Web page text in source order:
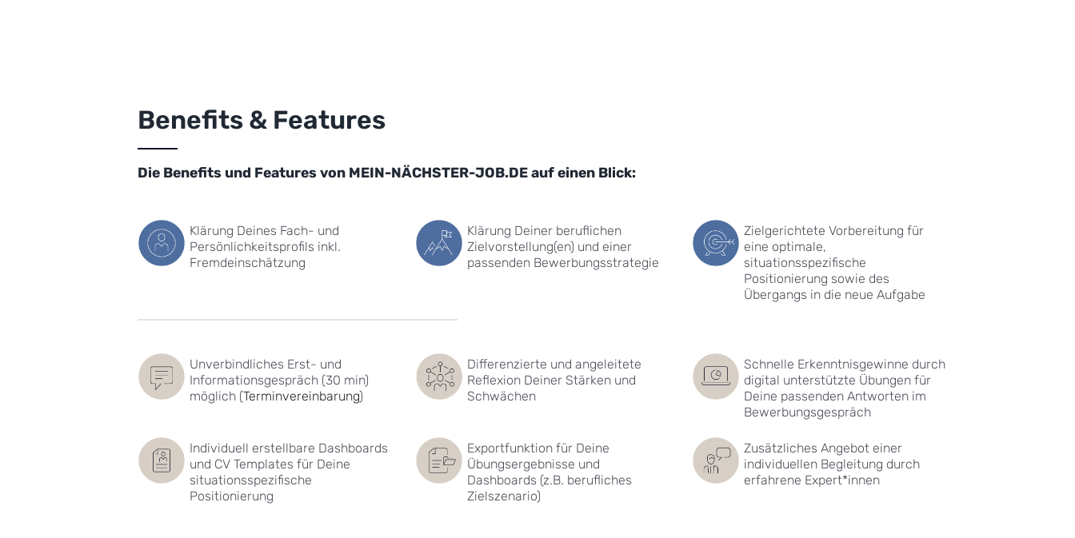
Benefits & Features
Die Benefits und Features von MEIN-NÄCHSTER-JOB.DE auf einen Blick:
Klärung Deines Fach- und
Persönlichkeitsprofils inkl.
Fremdeinschätzung
Klärung Deiner beruflichen
Zielvorstellung(en) und einer
passenden Bewerbungsstrategie
Zielgerichtete Vorbereitung für
eine optimale,
situationsspezifische
Positionierung sowie des
Übergangs in die neue Aufgabe
Unverbindliches Erst- und
Informationsgespräch (30 min)
möglich (Terminvereinbarung)
Individuell erstellbare Dashboards
und CV Templates für Deine
situationsspezifische
Positionierung
Differenzierte und angeleitete
Reflexion Deiner Stärken und
Schwächen
Exportfunktion für Deine
Übungsergebnisse und
Dashboards (z.B. berufliches
Zielszenario)
Schnelle Erkenntnisgewinne durch
digital unterstützte Übungen für
Deine passenden Antworten im
Bewerbungsgespräch
Zusätzliches Angebot einer
individuellen Begleitung durch
erfahrene Expert*innen